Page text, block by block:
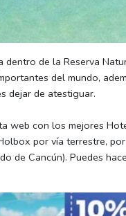
de la Reserva
del mundo,
dejar de atestiguar.
web con los mejores
por vía terrestre,
de Cancún). Puedes